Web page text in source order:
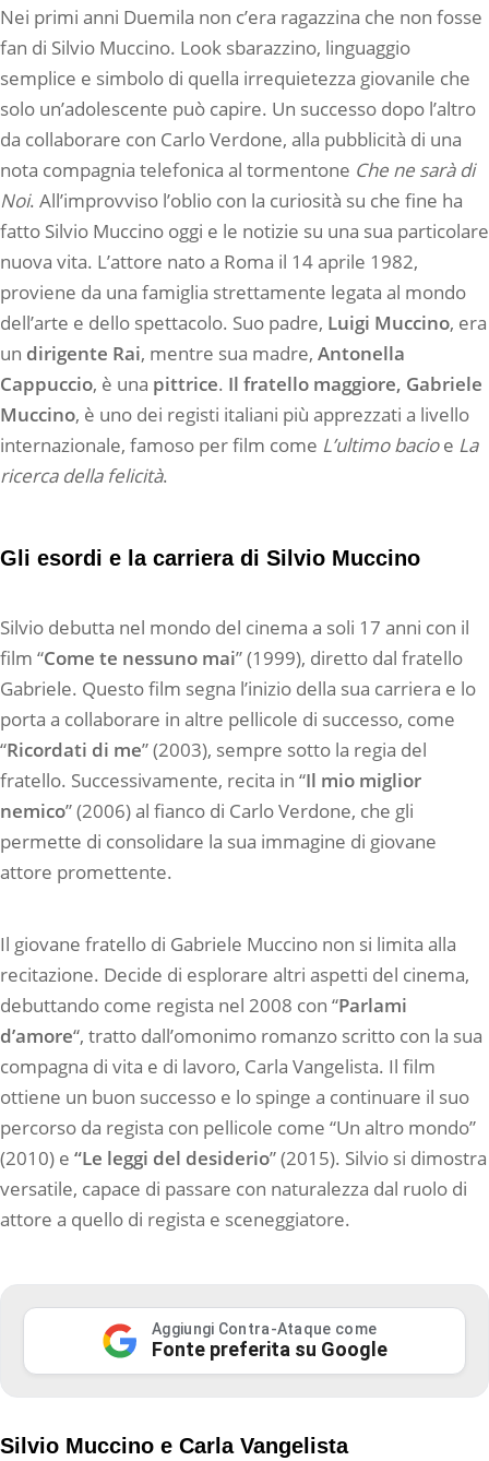
Nei primi anni Duemila non c’era ragazzina che non fosse
fan di Silvio Muccino. Look sbarazzino, linguaggio
semplice e simbolo di quella irrequietezza giovanile che
solo un’adolescente può capire. Un successo dopo l’altro
da collaborare con Carlo Verdone, alla pubblicità di una
nota compagnia telefonica al tormentone Che ne sarà di
Noi. All’improvviso l’oblio con la curiosità su che fine ha
fatto Silvio Muccino oggi e le notizie su una sua particolare
nuova vita. L’attore nato a Roma il 14 aprile 1982,
proviene da una famiglia strettamente legata al mondo
dell’arte e dello spettacolo. Suo padre, Luigi Muccino, era
un dirigente Rai, mentre sua madre, Antonella
Cappuccio, è una pittrice. Il fratello maggiore, Gabriele
Muccino, è uno dei registi italiani più apprezzati a livello
internazionale, famoso per film come L’ultimo bacioe La
ricerca della felicità.
Gli esordi e la carriera di Silvio Muccino
Silvio debutta nel mondo del cinema a soli 17 anni con il
film “Come te nessuno mai” (1999), diretto dal fratello
Gabriele. Questo film segna l’inizio della sua carriera e lo
porta a collaborare in altre pellicole di successo, come
“Ricordati di me” (2003), sempre sotto la regia del
fratello. Successivamente, recita in “Il mio miglior
nemico” (2006) al fianco di Carlo Verdone, che gli
permette di consolidare la sua immagine di giovane
attore promettente.
Il giovane fratello di Gabriele Muccino non si limita alla
recitazione. Decide di esplorare altri aspetti del cinema,
debuttando come regista nel 2008 con “Parlami
d’amore“, tratto dall’omonimo romanzo scritto con la sua
compagna di vita e di lavoro, Carla Vangelista. Il film
ottiene un buon successo e lo spinge a continuare il suo
percorso da regista con pellicole come “Un altro mondo”
(2010) e “Le leggi del desiderio” (2015). Silvio si dimostra
versatile, capace di passare con naturalezza dal ruolo di
attore a quello di regista e sceneggiatore.
Aggiungi Contra-Ataque come
Fonte preferita su Google
Silvio Muccino e Carla Vangelista